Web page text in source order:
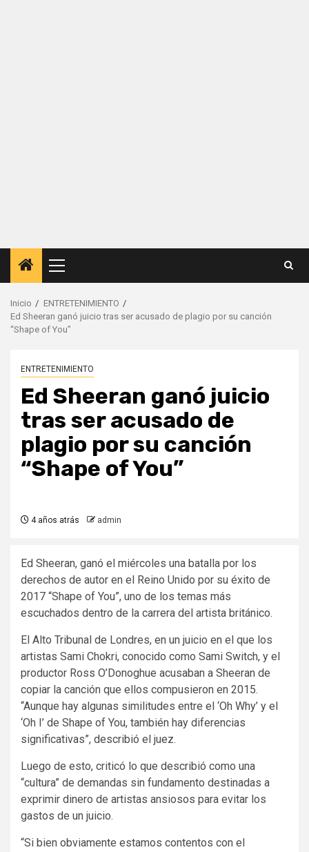
Menú
principal
Inicio
ENTRETENIMIENTO
Ed Sheeran ganó juicio tras ser acusado de plagio por su canción
“Shape of You”
ENTRETENIMIENTO
Ed Sheeran ganó juicio
tras ser acusado de
plagio por su canción
“Shape of You”
4 años atrás admin
Ed Sheeran, ganó el miércoles una batalla por los
derechos de autor en el Reino Unido por su éxito de
2017 “Shape of You”, uno de los temas más
escuchados dentro de la carrera del artista británico.
El Alto Tribunal de Londres, en un juicio en el que los
artistas Sami Chokri, conocido como Sami Switch, y el
productor Ross O’Donoghue acusaban a Sheeran de
copiar la canción que ellos compusieron en 2015.
“Aunque hay algunas similitudes entre el ‘Oh Why’ y el
‘Oh I’ de Shape of You, también hay diferencias
significativas”, describió el juez.
Luego de esto, criticó lo que describió como una
“cultura” de demandas sin fundamento destinadas a
exprimir dinero de artistas ansiosos para evitar los
gastos de un juicio.
“Si bien obviamente estamos contentos con el